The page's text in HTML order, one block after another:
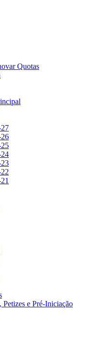
Quotas
Petizes e Pré-Iniciação